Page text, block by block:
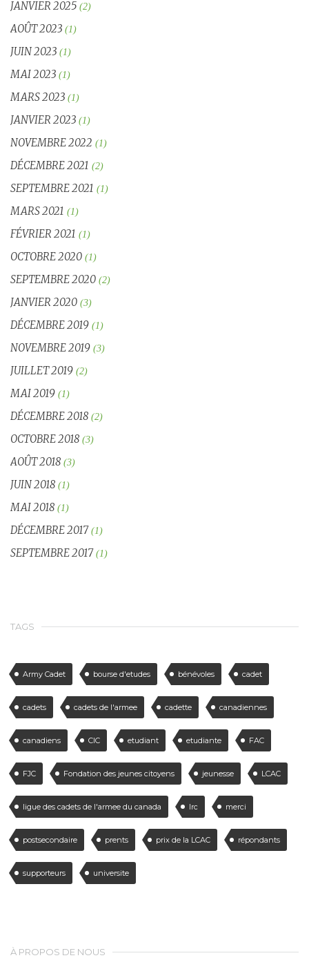
JANVIER 2025 (2)
AOÛT 2023 (1)
JUIN 2023 (1)
MAI 2023 (1)
MARS 2023 (1)
JANVIER 2023 (1)
NOVEMBRE 2022 (1)
DÉCEMBRE 2021 (2)
SEPTEMBRE 2021 (1)
MARS 2021 (1)
FÉVRIER 2021 (1)
OCTOBRE 2020 (1)
SEPTEMBRE 2020 (2)
JANVIER 2020 (3)
DÉCEMBRE 2019 (1)
NOVEMBRE 2019 (3)
JUILLET 2019 (2)
MAI 2019 (1)
DÉCEMBRE 2018 (2)
OCTOBRE 2018 (3)
AOÛT 2018 (3)
JUIN 2018 (1)
MAI 2018 (1)
DÉCEMBRE 2017(1)
SEPTEMBRE 2017(1)
TAGS
Army Cadet bourse d'etudes bénévoles cadet
cadets cadets de l'armee cadette canadiennes
canadiens CIC etudiant etudiante FAC
FJC Fondation des jeunes citoyens jeunesse LCAC
ligue des cadets de l'armee du canada lrc merci
postsecondaire prents prix de la LCAC répondants
supporteurs universite
À PROPOS DE NOUS